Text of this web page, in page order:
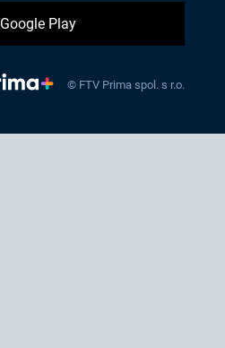
Google Play
© FTV Prima spol. s r.o.